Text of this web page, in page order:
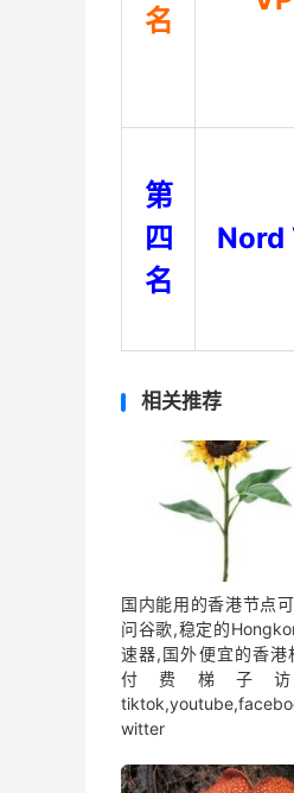
名
第
四
名
Nord
相关推荐
国内能用的香港节点
问谷歌,稳定的
速器,国外便宜的香港
付费梯子
witter